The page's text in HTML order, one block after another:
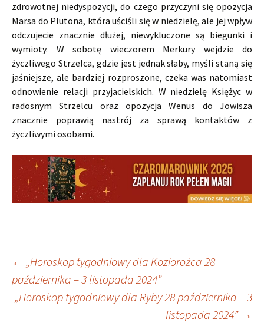
zdrowotnej niedyspozycji, do czego przyczyni się opozycja
Marsa do Plutona, która uściśli się w niedzielę, ale jej wpływ
odczujecie znacznie dłużej, niewykluczone są biegunki i
wymioty. W sobotę wieczorem Merkury wejdzie do
życzliwego Strzelca, gdzie jest jednak słaby, myśli staną się
jaśniejsze, ale bardziej rozproszone, czeka was natomiast
odnowienie relacji przyjacielskich. W niedzielę Księżyc w
radosnym Strzelcu oraz opozycja Wenus do Jowisza
znacznie poprawią nastrój za sprawą kontaktów z
życzliwymi osobami.
Nawigacja
wpisu
← „Horoskop tygodniowy dla Koziorożca 28
października – 3 listopada 2024”
„Horoskop tygodniowy dla Ryby 28 października – 3
listopada 2024” →